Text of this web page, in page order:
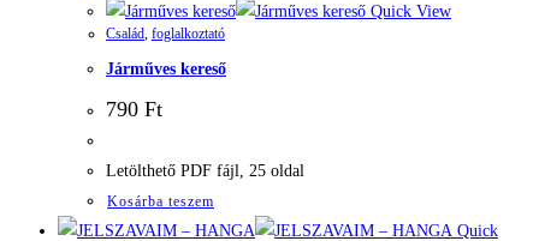
Quick View
Család foglalkoztató
Járműves kereső
790 Ft
Letölthető PDF fájl, 25 oldal
Kosárba teszem
Quick